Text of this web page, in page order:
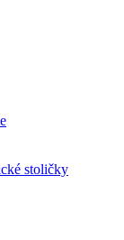
stoličky